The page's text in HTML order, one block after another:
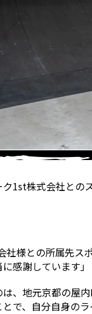
1st株式会社と
様との所属先ス
感謝しています
、地元京都の屋
で、自分自身の